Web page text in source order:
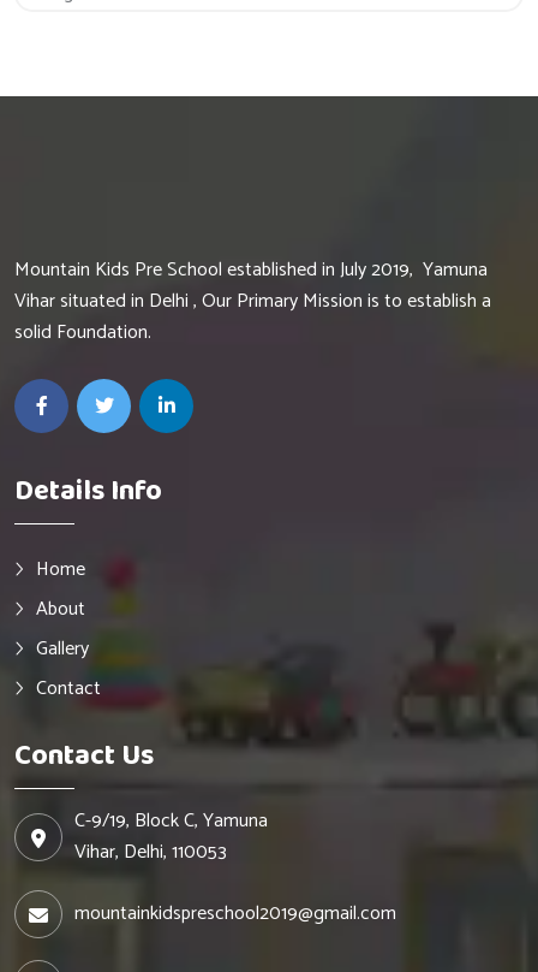
Mountain Kids Pre School established in July 2019, Yamuna
Vihar situated in Delhi , Our Primary Mission is to establish a
solid Foundation.
Details Info
Home
About
Gallery
Contact
Contact Us
C-9/19, Block C, Yamuna
Vihar, Delhi, 110053
mountainkidspreschool2019@gmail.com